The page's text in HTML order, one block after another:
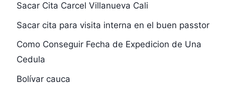
Sacar Cita Carcel Villanueva Cali
Sacar cita para visita interna en el buen passtor
Como Conseguir Fecha de Expedicion de Una
Cedula
Bolívar cauca